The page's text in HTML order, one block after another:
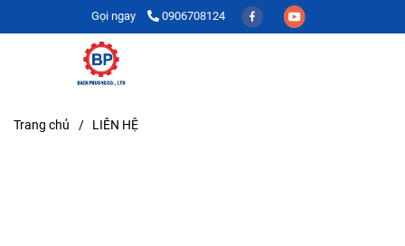
Gọi ngay 0906708124
Trang chủ / LIÊN HỆ